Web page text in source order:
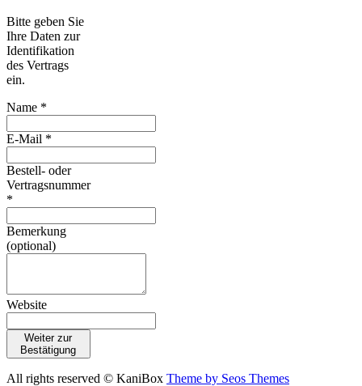
Bitte geben Sie
Ihre Daten zur
Identifikation
des Vertrags
ein.
Name *
E-Mail *
Bestell- oder
Vertragsnummer
*
Bemerkung
(optional)
Website
Weiter zur
Bestätigung
All rights reserved © KaniBox Theme by Seos Themes